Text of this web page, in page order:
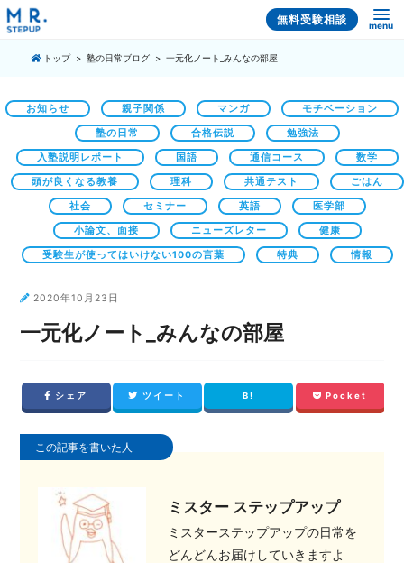
無料受験相談 menu
トップ 塾の日常ブログ 一元化ノート_みんなの部屋
お知らせ 親子関係 マンガ モチベーション
塾の日常 合格伝説 勉強法
入塾説明レポート 国語 通信コース 数学
頭が良くなる教養 理科 共通テスト ごはん
社会 セミナー 英語 医学部
小論文、面接 ニューズレター 健康
受験生が使ってはいけない100の言葉 特典 情報
2020年10月23日
一元化ノート_みんなの部屋
シェア ツイート B! Pocket
この記事を書いた人
ミスター ステップアップ
ミスターステップアップの日常を
どんどんお届けしていきますよ